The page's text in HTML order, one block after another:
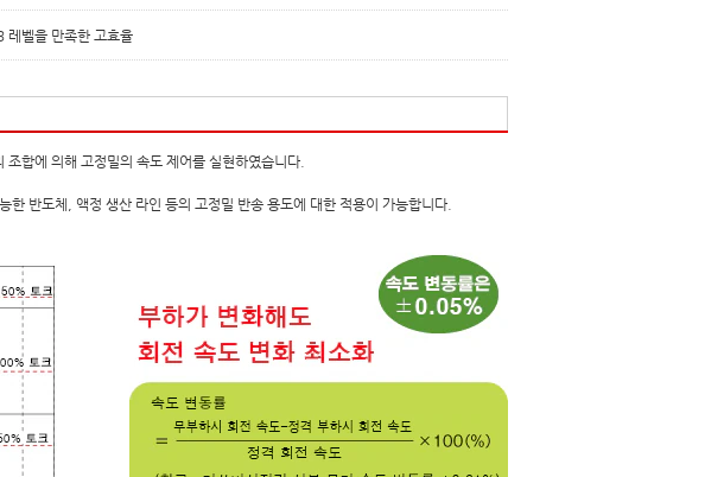
레벨을 만족한 고효율
합에 의해 고정밀의 속도 제어를 실현하였습니다.
반도체, 액정 생산 라인 등의 고정밀 반송 용도에 대한 적용이 가능합니다.